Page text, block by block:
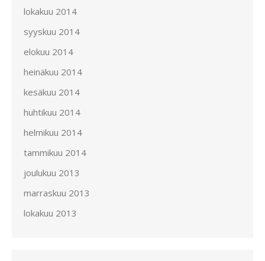
lokakuu 2014
syyskuu 2014
elokuu 2014
heinäkuu 2014
kesäkuu 2014
huhtikuu 2014
helmikuu 2014
tammikuu 2014
joulukuu 2013
marraskuu 2013
lokakuu 2013